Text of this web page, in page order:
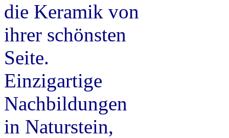
die Keramik von
ihrer schönsten
Seite.
Einzigartige
Nachbildungen
in Naturstein,